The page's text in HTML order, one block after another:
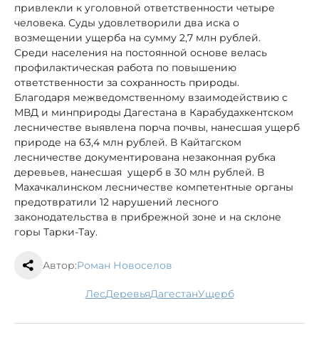
привлекли к уголовной ответственности четыре
человека. Суды удовлетворили два иска о
возмещении ущерба на сумму 2,7 млн рублей.
Среди населения на постоянной основе велась
профилактическая работа по повышению
ответственности за сохранность природы.
Благодаря межведомственному взаимодействию с
МВД и минприроды Дагестана в Карабудахкентском
лесничестве выявлена порча почвы, нанесшая ущерб
природе на 63,4 млн рублей. В Кайтагском
лесничестве документирована незаконная рубка
деревьев, нанесшая ущерб в 30 млн рублей. В
Махачкалинском лесничестве компетентные органы
предотвратили 12 нарушений лесного
законодательства в прибрежной зоне и на склоне
горы Тарки-Тау.
Автор:Роман Новоселов
лес деревья Дагестан ущерб